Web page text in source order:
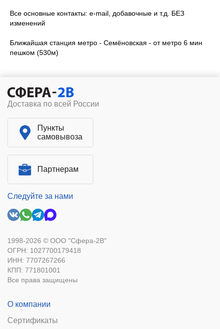
Все основные контакты: e-mail, добавочные и т.д. БЕЗ
изменений
Ближайшая станция метро - Семёновская - от метро 6 мин
пешком (530м)
Доставка по всей России
Пункты
самовывоза
Партнерам
Следуйте за нами
1998-2026 © ООО "Сфера-2В"
ОГРН: 1027700179418
ИНН: 7707267266
КПП: 771801001
Все права защищены
О компании
Сертификаты